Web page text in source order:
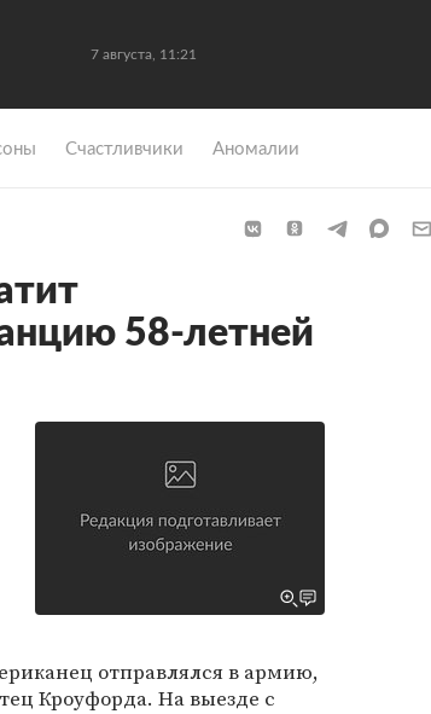
7 августа, 11:21
Счастливчики Аномалии
58-летней
отправлялся в армию,
Кроуфорда. На выезде с